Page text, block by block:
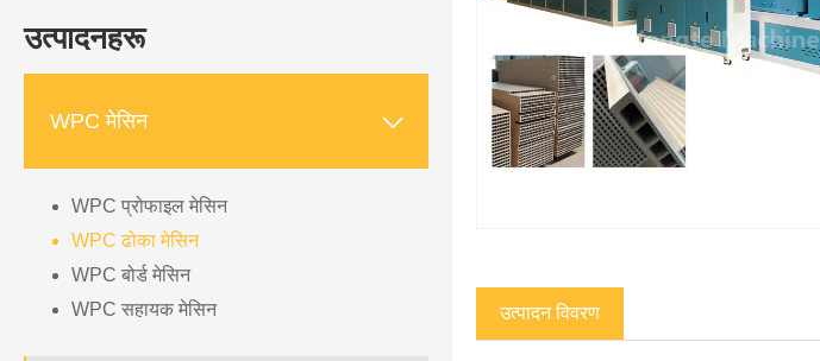
उत्पादनहरू
WPC मेसिन 
WPC प्रोफाइल मेसिन
WPC ढोका मेसिन
WPC बोर्ड मेसिन
WPC सहायक मेसिन
उत्पादन विवरण